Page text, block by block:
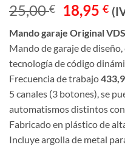
25,00€
El
precio
original
era:
25,00 €.
18,95€El
Mando garaje Original
Mando de garaje de
tecnología de código
Frecuencia de trabajo
5 canales (3 botones), se
automatismos distintos
Fabricado en plástico de
Incluye argolla de metal